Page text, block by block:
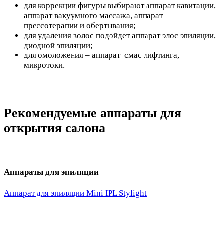
для коррекции фигуры выбирают аппарат кавитации,
аппарат вакуумного массажа, аппарат
прессотерапии и обертывания;
для удаления волос подойдет аппарат элос эпиляции,
диодной эпиляции;
для омоложения – аппарат смас лифтинга,
микротоки.
Рекомендуемые аппараты для
открытия салона
Аппараты для эпиляции
Аппарат для эпиляции Mini IPL Stylight